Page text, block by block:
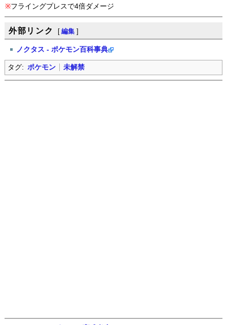
※フライングプレスで4倍ダメージ
外部リンク [ 編集 ]
ノクタス - ポケモン百科事典
タグ: ポケモン 未解禁